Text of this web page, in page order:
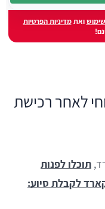
ואתמדיניות הפרטיות
לאחר רכישת
תוכלו לפנות
לקבלת סיוע: